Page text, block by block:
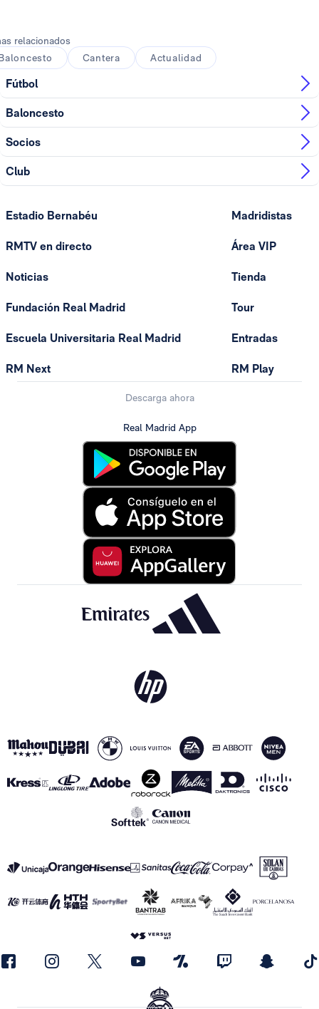
relacionados
Cantera Actualidad
Fútbol
Baloncesto
Socios
Club
Estadio Bernabéu
RMTV en directo
Noticias
Fundación Real Madrid
Escuela Universitaria Real Madrid
RM Next
Madridistas
Área VIP
Tienda
Tour
Entradas
RM Play
Descarga ahora
Real Madrid App